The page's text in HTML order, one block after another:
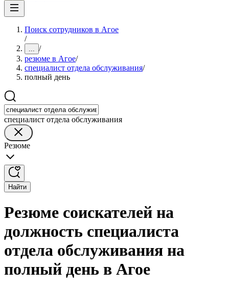
Поиск сотрудников в Агое
/
... /
резюме в Агое/
специалист отдела обслуживания/
полный день
специалист отдела обслуживания
Резюме
Найти
Резюме соискателей на
должность специалиста
отдела обслуживания на
полный день в Агое